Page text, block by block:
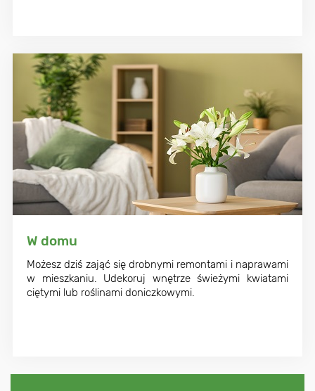
W domu
Możesz dziś zająć się drobnymi remontami i naprawami
w mieszkaniu. Udekoruj wnętrze świeżymi kwiatami
ciętymi lub roślinami doniczkowymi.